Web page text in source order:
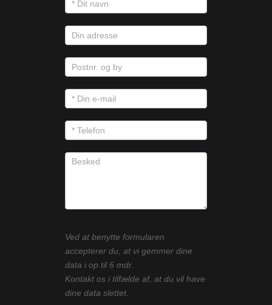
Ved at benytte formularen
accepterer du, at vi gemmer dine
data i op til 6 mdr.
Kontakt os i tilfælde af, at du vil have
dine data slettet.